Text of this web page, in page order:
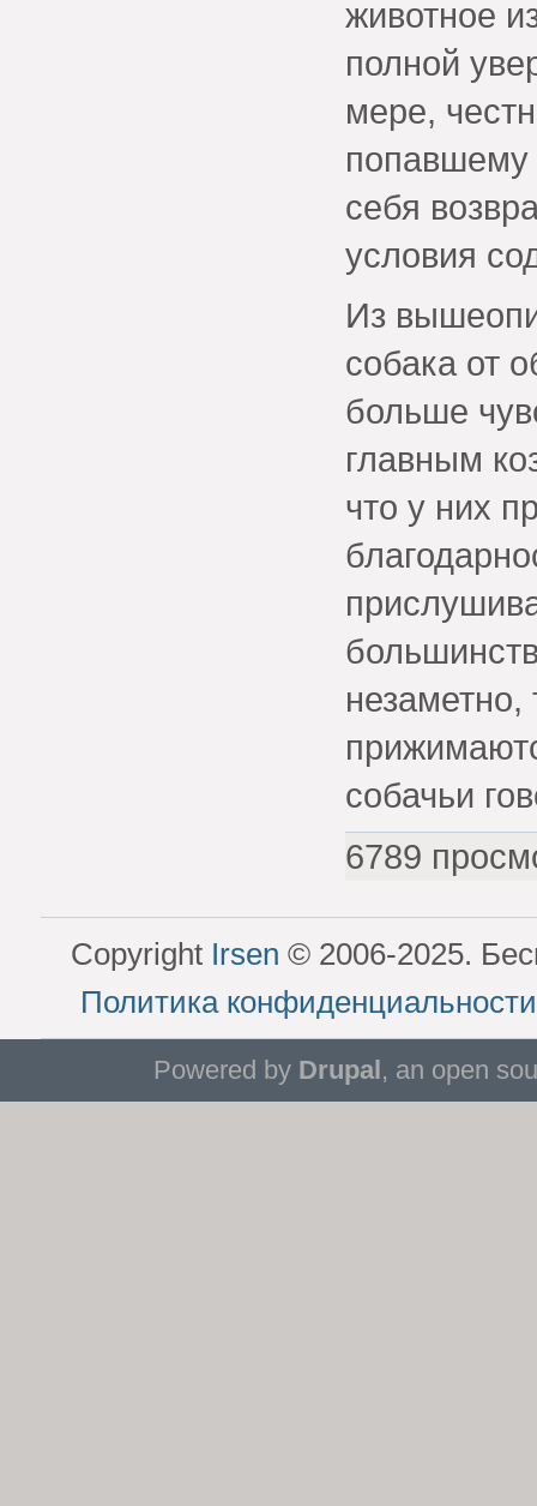
животное
полной
мере,
себя
условия
Из
собака от
больше
главным
что у них
незаметно,
собачьи
6789
Copyright Irsen © 2006-2025.
Политика
Powered by Drupal, an open